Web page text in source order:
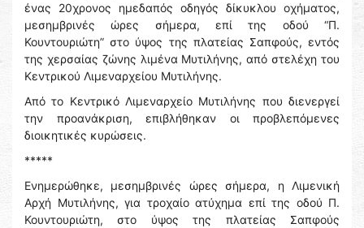
ένας 20χρονος ημεδαπός οδηγός δίκυκλου οχήματος,
μεσημβρινές ώρες σήμερα, επί της οδού “Π.
Κουντουριώτη” στο ύψος της πλατείας Σαπφούς, εντός
της χερσαίας ζώνης λιμένα Μυτιλήνης, από στελέχη του
Κεντρικού Λιμεναρχείου Μυτιλήνης.
Από το Κεντρικό Λιμεναρχείο Μυτιλήνης που διενεργεί
την προανάκριση, επιβλήθηκαν οι προβλεπόμενες
διοικητικές κυρώσεις.
*****
Ενημερώθηκε, μεσημβρινές ώρες σήμερα, η Λιμενική
Αρχή Μυτιλήνης, για τροχαίο ατύχημα επί της οδού Π.
Κουντουριώτη, στο ύψος της πλατείας Σαπφούς